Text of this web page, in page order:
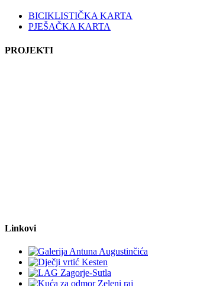
BICIKLISTIČKA KARTA
PJEŠAČKA KARTA
PROJEKTI
Linkovi